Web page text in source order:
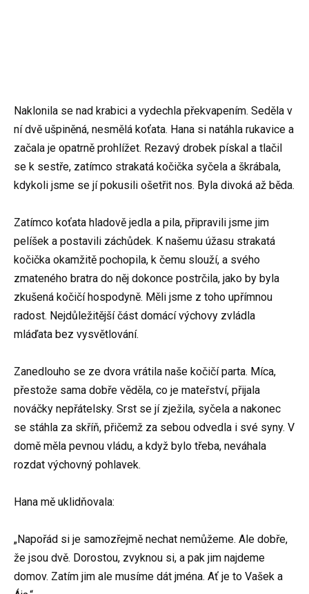
Naklonila se nad krabici a vydechla překvapením. Seděla v
ní dvě ušpiněná, nesmělá koťata. Hana si natáhla rukavice a
začala je opatrně prohlížet. Rezavý drobek pískal a tlačil
se k sestře, zatímco strakatá kočička syčela a škrábala,
kdykoli jsme se jí pokusili ošetřit nos. Byla divoká až běda.
Zatímco koťata hladově jedla a pila, připravili jsme jim
pelíšek a postavili záchůdek. K našemu úžasu strakatá
kočička okamžitě pochopila, k čemu slouží, a svého
zmateného bratra do něj dokonce postrčila, jako by byla
zkušená kočičí hospodyně. Měli jsme z toho upřímnou
radost. Nejdůležitější část domácí výchovy zvládla
mláďata bez vysvětlování.
Zanedlouho se ze dvora vrátila naše kočičí parta. Míca,
přestože sama dobře věděla, co je mateřství, přijala
nováčky nepřátelsky. Srst se jí zježila, syčela a nakonec
se stáhla za skříň, přičemž za sebou odvedla i své syny. V
domě měla pevnou vládu, a když bylo třeba, neváhala
rozdat výchovný pohlavek.
Hana mě uklidňovala:
„Napořád si je samozřejmě nechat nemůžeme. Ale dobře,
že jsou dvě. Dorostou, zvyknou si, a pak jim najdeme
domov. Zatím jim ale musíme dát jména. Ať je to Vašek a